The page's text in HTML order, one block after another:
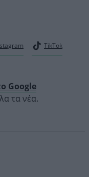
TikTok
Google
τα νέα.